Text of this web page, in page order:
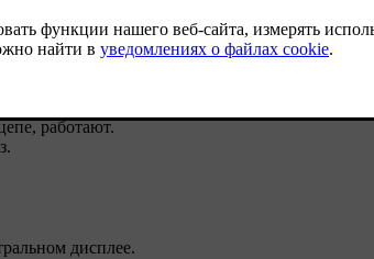
кнопок рулевого колеса.
работают.
дисплее.